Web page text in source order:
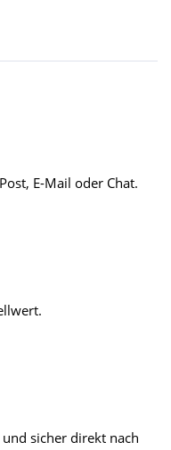
E-Mail oder Chat.
sicher direkt nach